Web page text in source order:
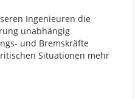
Ingenieuren die
unabhängig
und Bremskräfte
Situationen mehr